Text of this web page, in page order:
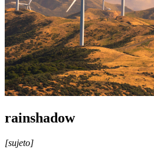
rainshadow
[sujeto]